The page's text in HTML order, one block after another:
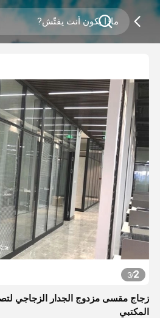
2
/
3
زجاج مقسى مزدوج الجدار الزجاجي
المكتبي